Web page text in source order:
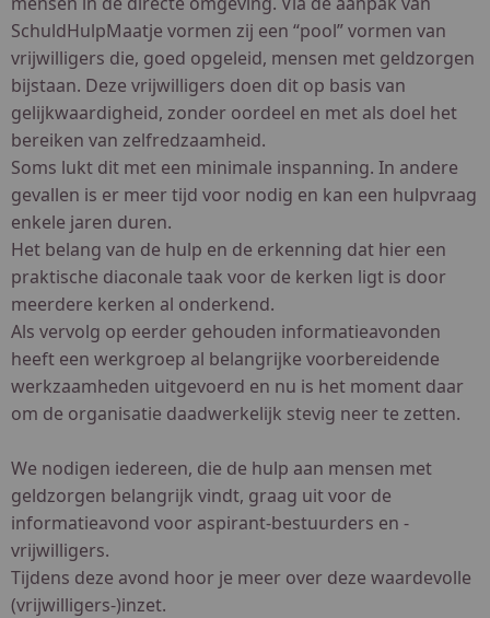
SchuldHulpMaatje vormen zij een “pool” vormen van
vrijwilligers die, goed opgeleid, mensen met geldzorgen
bijstaan. Deze vrijwilligers doen dit op basis van
gelijkwaardigheid, zonder oordeel en met als doel het
bereiken van zelfredzaamheid.
Soms lukt dit met een minimale inspanning. In andere
gevallen is er meer tijd voor nodig en kan een hulpvraag
enkele jaren duren.
Het belang van de hulp en de erkenning dat hier een
praktische diaconale taak voor de kerken ligt is door
meerdere kerken al onderkend.
Als vervolg op eerder gehouden informatieavonden
heeft een werkgroep al belangrijke voorbereidende
werkzaamheden uitgevoerd en nu is het moment daar
om de organisatie daadwerkelijk stevig neer te zetten.
We nodigen iedereen, die de hulp aan mensen met
geldzorgen belangrijk vindt, graag uit voor de
informatieavond voor aspirant-bestuurders en -
vrijwilligers.
Tijdens deze avond hoor je meer over deze waardevolle
(vrijwilligers-)inzet.